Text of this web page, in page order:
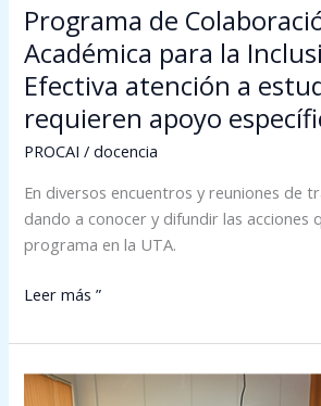
Programa de
Académica para la
Efectiva atención a
requieren apoyo
PROCAI /docencia
En diversos encuentros y reuniones de
dando a conocer y difundir las acciones
programa en la UTA.
requieren
apoyo
específico
Leer más ”
Programa